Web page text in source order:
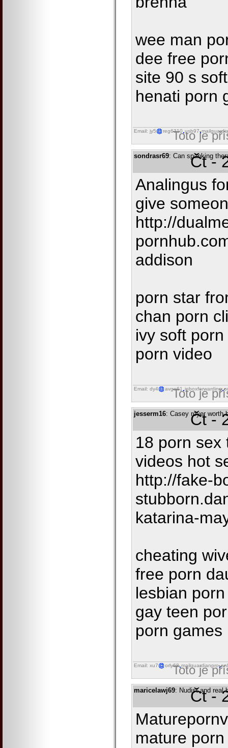
wee man
dee free
site 90 s
henati porn
Email: jy5 reg6310 usb97
Toto je
sondrasr69: Can spanking
Čt -
Analingus
give
http://
addison
porn star
chan porn
ivy soft
porn video
Email: dy4 avgo61 inboxforwarding
Toto je
jesserm16: Casey royer worth
Čt -
18 porn sex
videos hot
http://fake-
katarina-
cheating
free porn
lesbian
gay teen
porn games
Email: xu7 orly68 mailguardianpro
Toto je
maricelawj69: Nudist and real
Čt -
mature